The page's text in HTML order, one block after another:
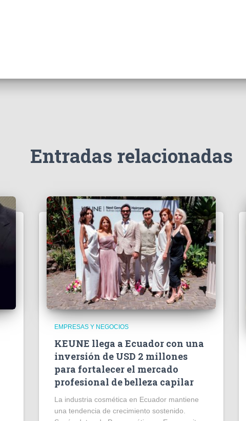
Entradas relacionadas
EMPRESAS Y NEGOCIOS
KEUNE llega a Ecuador con una
inversión de USD 2 millones
para fortalecer el mercado
profesional de belleza capilar
La industria cosmética en Ecuador mantiene
una tendencia de crecimiento sostenido.